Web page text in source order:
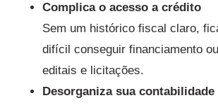
Complica o acesso a crédito
Sem um histórico fiscal claro,
difícil conseguir financiamento
editais e licitações.
Desorganiza sua contabilidade